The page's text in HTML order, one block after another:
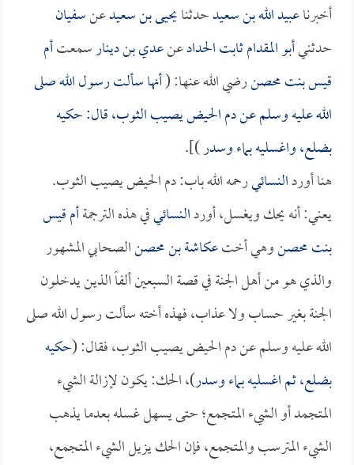
أخبرناعبيد الله بن سعيدحدثنايحيى بن سعيدعنسفيان
حدثنيأبو المقدام ثابت الحدادعنعدي بن دينارسمعتأم
قيس بنت محصنرضي الله عنها: (أنها سألت رسول الله صلى
الله عليه وسلم عن دم الحيض يصيب الثوب، قال: حكيه
بضلع، واغسليه بماء وسدر)].
هنا أوردالنسائيرحمه الله باب: دم الحيض يصيب الثوب.
يعني: أنه يحك ويغسل، أوردالنسائيفي هذه الترجمةأم قيس
بنت محصنوهي أختعكاشة بن محصنالصحابي المشهور
والذي هو من أهل الجنة في قصة السبعين ألفاً الذين يدخلون
الجنة بغير حساب ولا عذاب، فهذه أخته سألت رسول الله صلى
الله عليه وسلم عن دم الحيض يصيب الثوب، فقال: (حكيه
بضلع، ثم اغسليه بماء وسدر)، الحك: يكون لإزالة الشيء
المتجمد أو الشيء المتجمع؛ حتى يسهل غسله بعدما يذهب
الشيء المترسب والمتجمع، فإن الحك يزيل الشيء المتجمع،